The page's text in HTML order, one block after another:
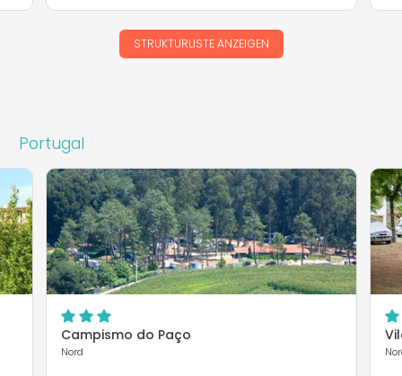
STRUKTURLISTE ANZEIGEN
Portugal
Campismo do Paço
Nord